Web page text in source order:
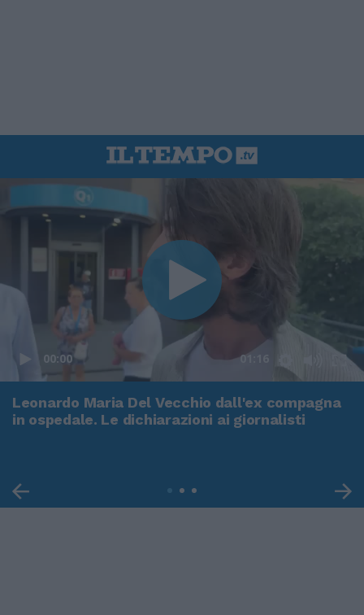
00:00 01:16
Leonardo Maria Del Vecchio dall'ex compagna
in ospedale. Le dichiarazioni ai giornalisti